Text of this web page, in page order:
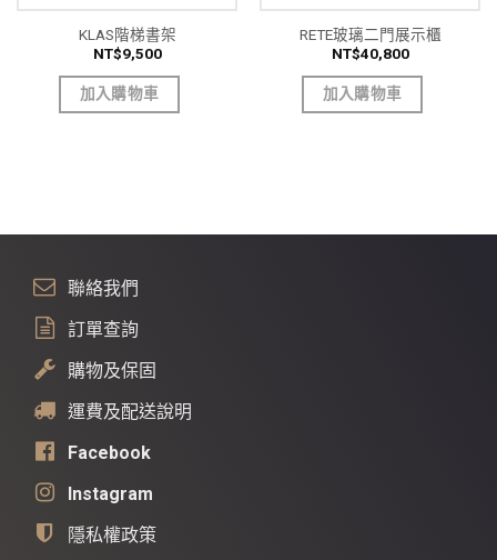
KLAS階梯書架
NT$9,500
加入購物車
RETE玻璃二門展示櫃
NT$40,800
加入購物車
聯絡我們
訂單查詢
購物及保固
運費及配送說明
Facebook
Instagram
隱私權政策